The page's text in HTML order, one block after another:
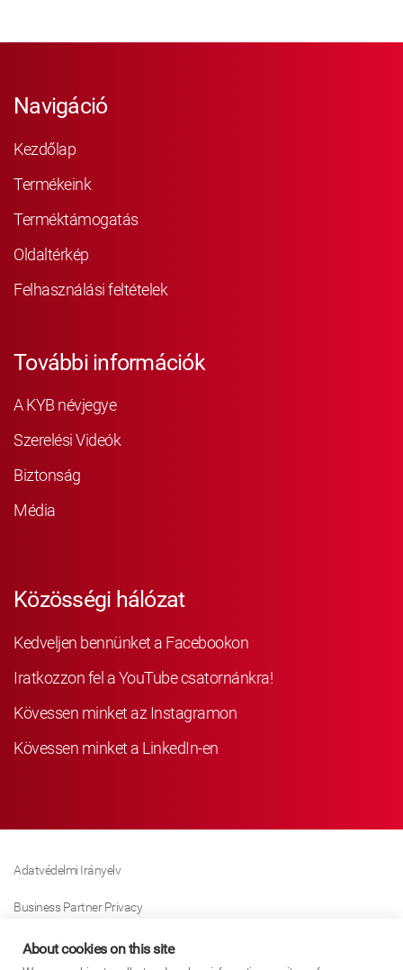
Navigáció
Kezdőlap
Termékeink
Terméktámogatás
Oldaltérkép
Felhasználási feltételek
További információk
A KYB névjegye
Szerelési Videók
Biztonság
Média
Közösségi hálózat
Kedveljen bennünket a Facebookon
Iratkozzon fel a YouTube csatornánkra!
Kövessen minket az Instagramon
Kövessen minket a LinkedIn-en
Adatvédelmi Irányelv
Business Partner Privacy
Sütikre Vonatkozó Irányelv
About cookies on this site